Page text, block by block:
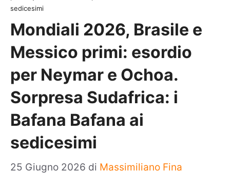
sedicesimi
Mondiali 2026, Brasile e
Messico primi: esordio
per Neymar e Ochoa.
Sorpresa Sudafrica: i
Bafana Bafana ai
sedicesimi
25 Giugno 2026 di Massimiliano Fina